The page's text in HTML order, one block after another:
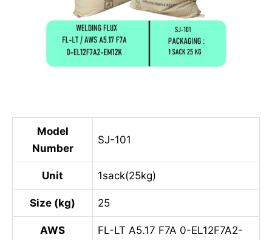
Model
Number
SJ-101
Unit 1sack(25kg)
Size (kg) 25
AWS
FL-LT A5.17 F7A 0-EL12F7A2-